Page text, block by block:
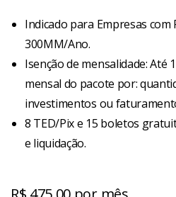
Indicado para Empresas
300MM/Ano.
Isenção de mensalidade: Até
mensal do pacote por:
investimentos ou
8 TED/Pix e 15 boletos
e liquidação.